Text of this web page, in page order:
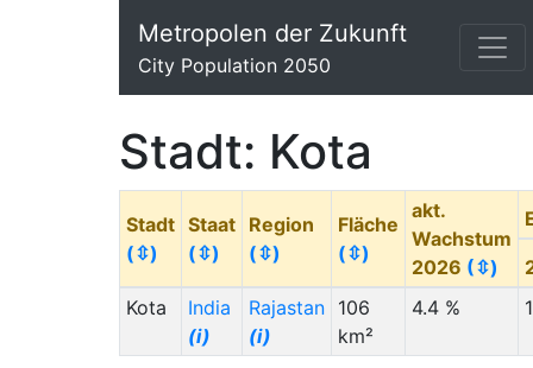
Metropolen der Zukunft
City Population 2050
Stadt: Kota
Stadt
(⇳)
Staat
(⇳)
Region
(⇳)
Fläche
(⇳)
akt.
Wachstum
2026 (⇳)
Kota
India
(i)
Rajastan
(i)
106
km²
4.4 %